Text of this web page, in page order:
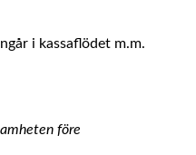
i kassaflödet m.m.
ränta
före